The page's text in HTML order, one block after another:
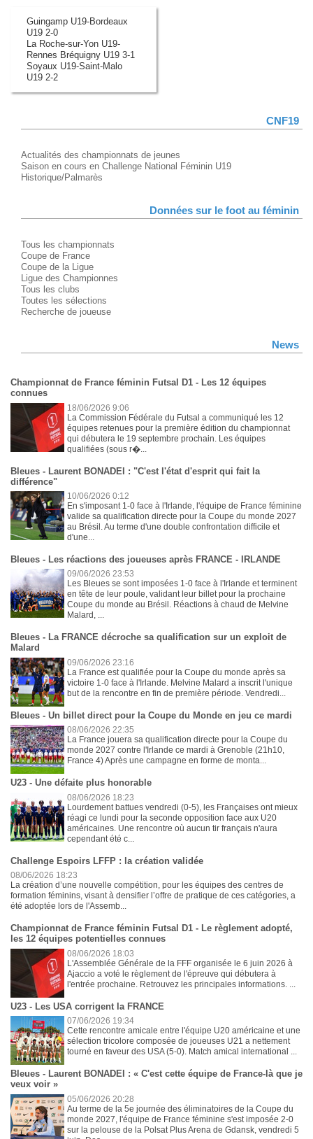
Guingamp U19-Bordeaux
U19 2-0
La Roche-sur-Yon U19-
Rennes Bréquigny U19 3-1
Soyaux U19-Saint-Malo
U19 2-2
CNF19
Actualités des championnats de jeunes
Saison en cours en Challenge National Féminin U19
Historique/Palmarès
Données sur le foot au féminin
Tous les championnats
Coupe de France
Coupe de la Ligue
Ligue des Championnes
Tous les clubs
Toutes les sélections
Recherche de joueuse
News
Championnat de France féminin Futsal D1 - Les 12 équipes
connues
18/06/2026 9:06
La Commission Fédérale du Futsal a communiqué les 12
équipes retenues pour la première édition du championnat
qui débutera le 19 septembre prochain. Les équipes
qualifiées (sous r�...
Bleues - Laurent BONADEI : "C'est l'état d'esprit qui fait la
différence"
10/06/2026 0:12
En s'imposant 1-0 face à l'Irlande, l'équipe de France féminine
valide sa qualification directe pour la Coupe du monde 2027
au Brésil. Au terme d'une double confrontation difficile et
d'une...
Bleues - Les réactions des joueuses après FRANCE - IRLANDE
09/06/2026 23:53
Les Bleues se sont imposées 1-0 face à l'Irlande et terminent
en tête de leur poule, validant leur billet pour la prochaine
Coupe du monde au Brésil. Réactions à chaud de Melvine
Malard, ...
Bleues - La FRANCE décroche sa qualification sur un exploit de
Malard
09/06/2026 23:16
La France est qualifiée pour la Coupe du monde après sa
victoire 1-0 face à l'Irlande. Melvine Malard a inscrit l'unique
but de la rencontre en fin de première période. Vendredi...
Bleues - Un billet direct pour la Coupe du Monde en jeu ce mardi
08/06/2026 22:35
La France jouera sa qualification directe pour la Coupe du
monde 2027 contre l'Irlande ce mardi à Grenoble (21h10,
France 4) Après une campagne en forme de monta...
U23 - Une défaite plus honorable
08/06/2026 18:23
Lourdement battues vendredi (0-5), les Françaises ont mieux
réagi ce lundi pour la seconde opposition face aux U20
américaines. Une rencontre où aucun tir français n'aura
cependant été c...
Challenge Espoirs LFFP : la création validée
08/06/2026 18:23
La création d’une nouvelle compétition, pour les équipes des centres de
formation féminins, visant à densifier l’offre de pratique de ces catégories, a
été adoptée lors de l'Assemb...
Championnat de France féminin Futsal D1 - Le règlement adopté,
les 12 équipes potentielles connues
08/06/2026 18:03
L'Assemblée Générale de la FFF organisée le 6 juin 2026 à
Ajaccio a voté le règlement de l'épreuve qui débutera à
l'entrée prochaine. Retrouvez les principales informations. ...
U23 - Les USA corrigent la FRANCE
07/06/2026 19:34
Cette rencontre amicale entre l'équipe U20 américaine et une
sélection tricolore composée de joueuses U21 a nettement
tourné en faveur des USA (5-0). Match amical international ...
Bleues - Laurent BONADEI : « C'est cette équipe de France-là que je
veux voir »
05/06/2026 20:28
Au terme de la 5e journée des éliminatoires de la Coupe du
monde 2027, l'équipe de France féminine s'est imposée 2-0
sur la pelouse de la Polsat Plus Arena de Gdansk, vendredi 5